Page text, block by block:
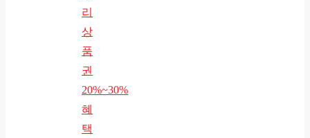
리
상
품
권
20%~30%
혜
택